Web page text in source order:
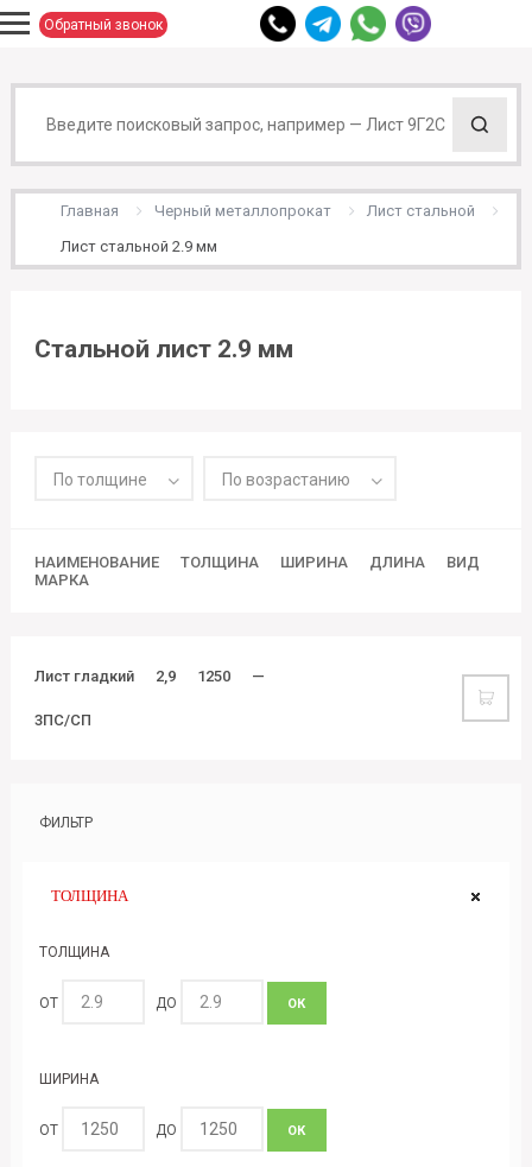
Обратный звонок
Главная Черный металлопрокат
Лист стальной
Лист стальной 2.9 мм
Стальной лист 2.9 мм
По толщине По возрастанию
НАИМЕНОВАНИЕ ТОЛЩИНА ШИРИНА ДЛИНА
ВИД
МАРКА
Лист гладкий 2,9 1250 —
3ПС/СП
ФИЛЬТР
ТОЛЩИНА
ТОЛЩИНА
ОТ ДО ОК
ШИРИНА
ОТ ДО ОК